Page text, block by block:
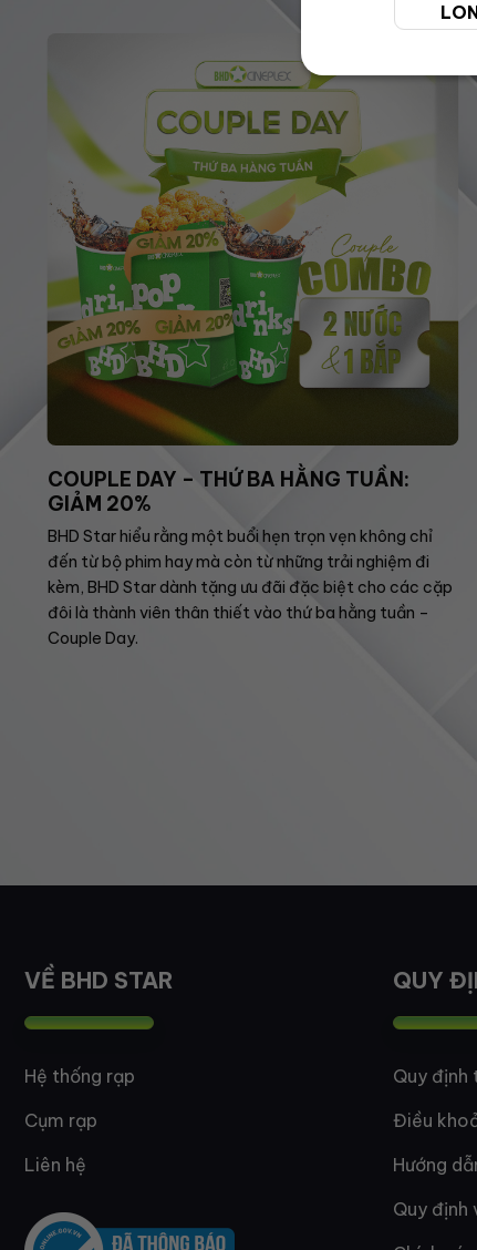
COUPLE DAY – THỨ BA HẰNG TUẦN:
GIẢM 20%
BHD Star hiểu rằng một buổi hẹn trọn vẹn không chỉ
đến từ bộ phim hay mà còn từ những trải nghiệm đi
kèm, BHD Star dành tặng ưu đãi đặc biệt cho các cặp
đôi là thành viên thân thiết vào thứ ba hằng tuần –
Couple Day.
VỀ BHD STAR
Hệ thống rạp
Cụm rạp
Liên hệ
QUY
Quy định
Điều
Hướng
Quy định